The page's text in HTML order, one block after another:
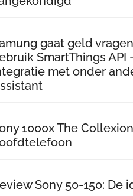
gaat geld
SmartThings API
met onder
1000x The Collexion
Sony 50-150: De